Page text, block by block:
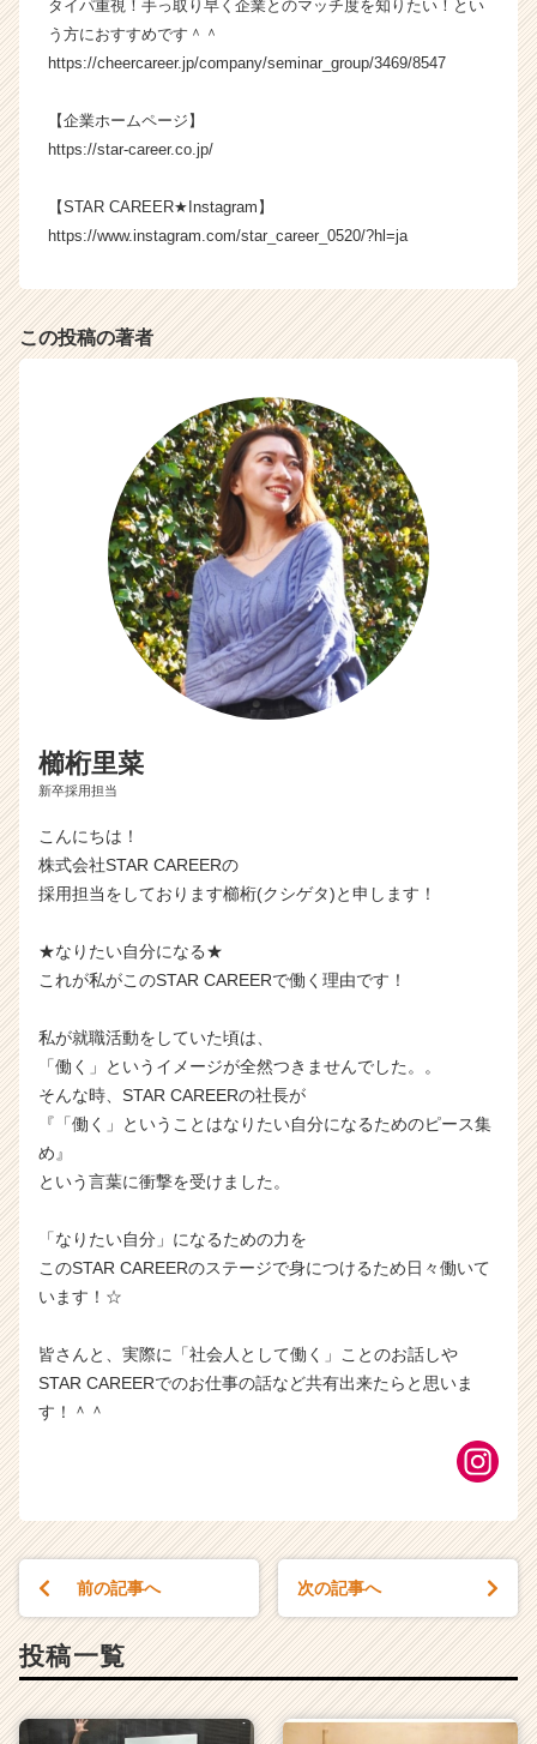
チ
ャ
（C
h
e
e
r）
タイパ重視！手っ取り早く企業とのマッチ度を知りたい！とい
う方におすすめです＾＾
https://cheercareer.jp/company/seminar_group/3469/8547
【企業ホームページ】
https://star-career.co.jp/
【STAR CAREER★Instagram】
https://www.instagram.com/star_career_0520/?hl=ja
この投稿の著者
櫛桁里菜
新卒採用担当
こんにちは！
株式会社STAR CAREERの
採用担当をしております櫛桁(クシゲタ)と申します！
★なりたい自分になる★
これが私がこのSTAR CAREERで働く理由です！
私が就職活動をしていた頃は、
「働く」というイメージが全然つきませんでした。。
そんな時、STAR CAREERの社長が
『「働く」ということはなりたい自分になるためのピース集
め』
という言葉に衝撃を受けました。
「なりたい自分」になるための力を
このSTAR CAREERのステージで身につけるため日々働いて
います！☆
皆さんと、実際に「社会人として働く」ことのお話しや
STAR CAREERでのお仕事の話など共有出来たらと思いま
す！＾＾
前の記事へ 次の記事へ
投稿一覧